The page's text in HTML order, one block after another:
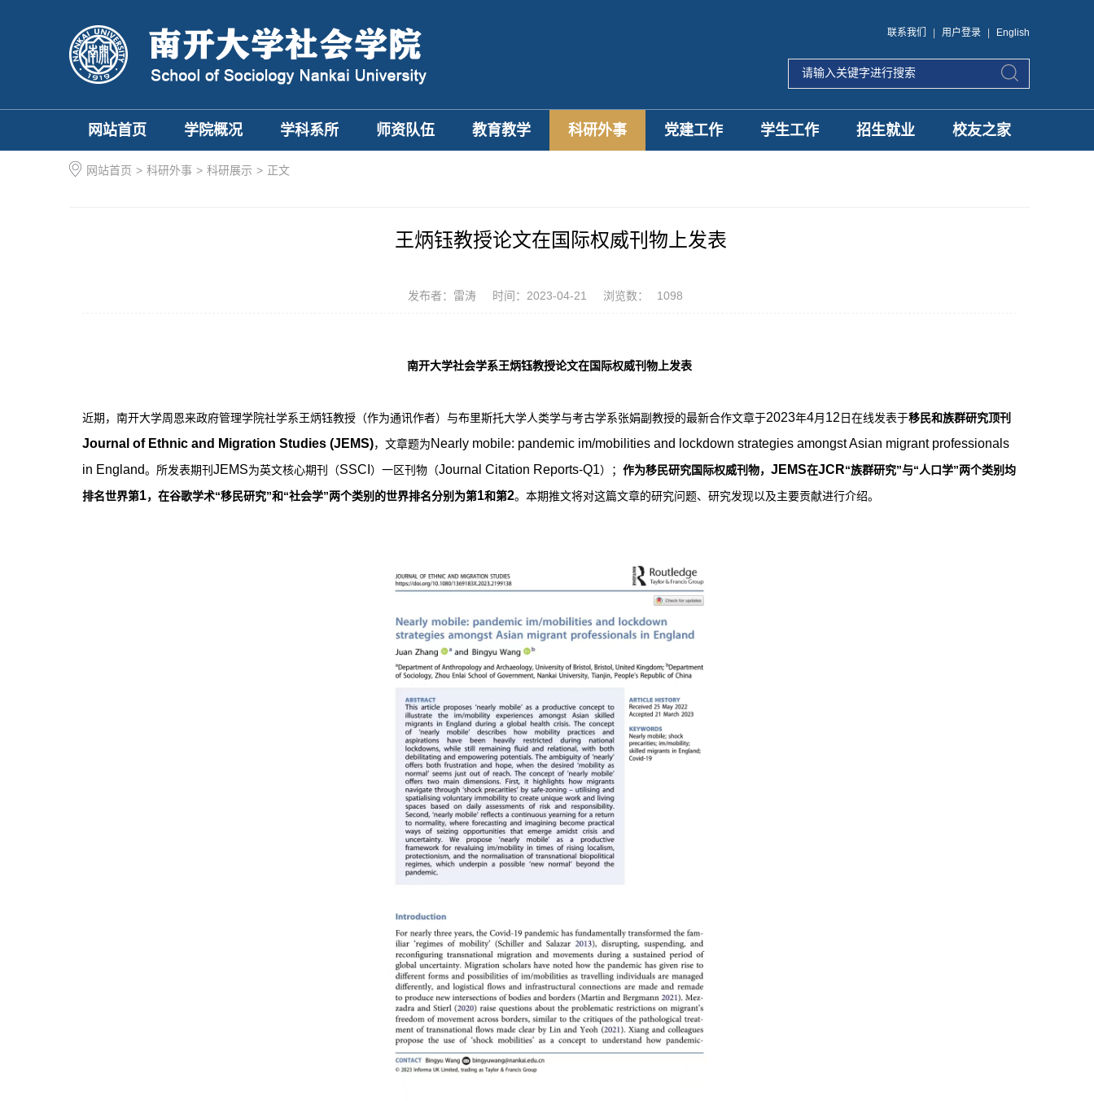
联系我们 用户登录 English
网站首页 学院概况 学科系所 师资队伍 教育教学 科研外事 党建工作 学生工作 招生就业 校友之家
网站首页 > 科研外事 > 科研展示 > 正文
王炳钰教授论文在国际权威刊物上发表
发布者：雷涛 时间：2023-04-21 浏览数： 1098
南开大学社会学系王炳钰教授论文在国际权威刊物上发表
近期，南开大学周恩来政府管理学院社学系王炳钰教授（作为通讯作者）与布里斯托大学人类学与考古学系张娟副教授的最新合作文章于2023年4月 12 日在线发表于移民和族群研究顶刊
Journal of Ethnic and Migration Studies (JEMS)，文章题为Nearly mobile: pandemic im/mobilities and lockdown strategies amongst Asian migrant professionals
in England。所发表期刊 JEMS为英文核心期刊（SSCI ）一区刊物（Journal Citation Reports-Q1）； 作为移民研究国际权威刊物， JEMS在JCR“族群研究”与“人口学”两个类别均
排名世界第1，在谷歌学术“移民研究”和“社会学”两个类别的世界排名分别为第1和第2。本期推文将对这篇文章的研究问题、研究发现以及主要贡献进行介绍。